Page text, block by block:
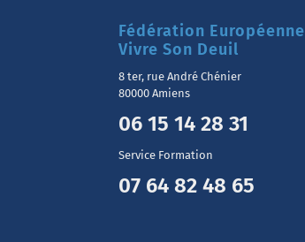
Fédération Européenne
Vivre Son Deuil
8 ter, rue André Chénier
80000 Amiens
06 15 14 28 31
Service Formation
07 64 82 48 65